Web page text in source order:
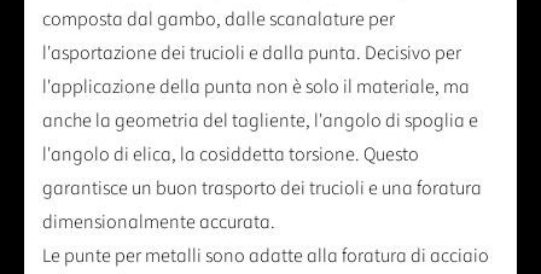
composta dal gambo, dalle scanalature per
l'asportazione dei trucioli e dalla punta. Decisivo per
l'applicazione della punta non è solo il materiale, ma
anche la geometria del tagliente, l'angolo di spoglia e
l'angolo di elica, la cosiddetta torsione. Questo
garantisce un buon trasporto dei trucioli e una foratura
dimensionalmente accurata.
Le punte per metalli sono adatte alla foratura di acciaio